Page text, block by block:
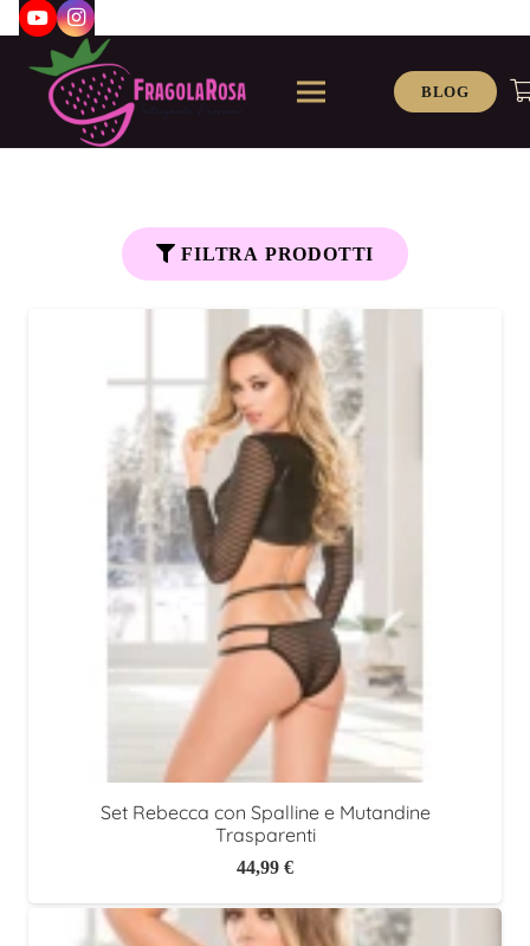
BLOG
FILTRA PRODOTTI
Set Rebecca con Spalline e Mutandine
Trasparenti
44,99 €